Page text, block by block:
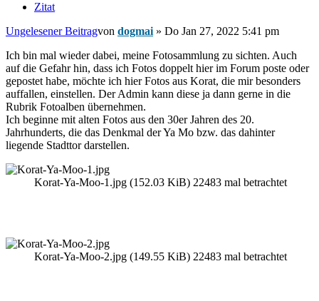
Zitat
Ungelesener Beitragvon dogmai » Do Jan 27, 2022 5:41 pm
Ich bin mal wieder dabei, meine Fotosammlung zu sichten. Auch
auf die Gefahr hin, dass ich Fotos doppelt hier im Forum poste oder
gepostet habe, möchte ich hier Fotos aus Korat, die mir besonders
auffallen, einstellen. Der Admin kann diese ja dann gerne in die
Rubrik Fotoalben übernehmen.
Ich beginne mit alten Fotos aus den 30er Jahren des 20.
Jahrhunderts, die das Denkmal der Ya Mo bzw. das dahinter
liegende Stadttor darstellen.
Korat-Ya-Moo-1.jpg (152.03 KiB) 22483 mal betrachtet
Korat-Ya-Moo-2.jpg (149.55 KiB) 22483 mal betrachtet